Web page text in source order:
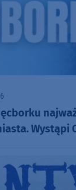
Wystąpi